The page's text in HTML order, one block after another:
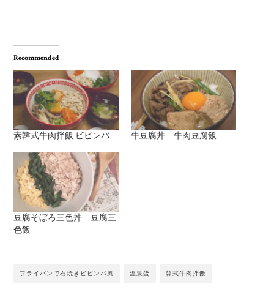
Recommended
素韓式牛肉拌飯 ビビンバ 牛豆腐丼 牛肉豆腐飯
豆腐そぼろ三色丼 豆腐三
色飯
フライパンで石焼きビビンバ風 溫泉蛋 韓式牛肉拌飯